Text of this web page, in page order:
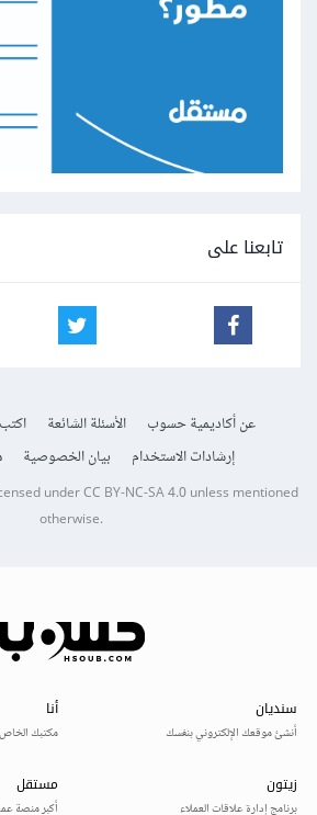
تابعنا على
عن أكاديمية حسوب الأسئلة الشائعة
إرشادات الاستخدام
بيان الخصوصية
underCC BY-NC-SA 4.0unless mentioned
otherwise.